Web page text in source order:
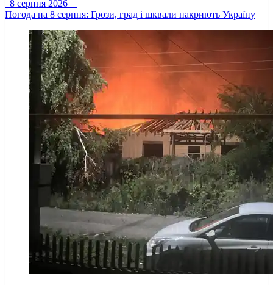
8 серпня 2026
Погода на 8 серпня: Грози, град і шквали накриють Україну